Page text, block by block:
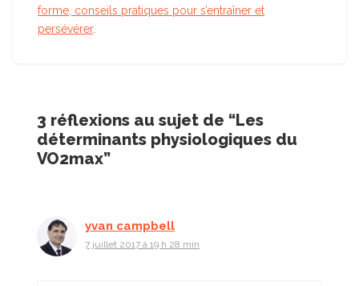
forme, conseils pratiques pour s’entraîner et
persévérer.
3 réflexions au sujet de “Les
déterminants physiologiques du
VO2max”
yvan campbell
7 juillet 2017 à 19 h 28 min